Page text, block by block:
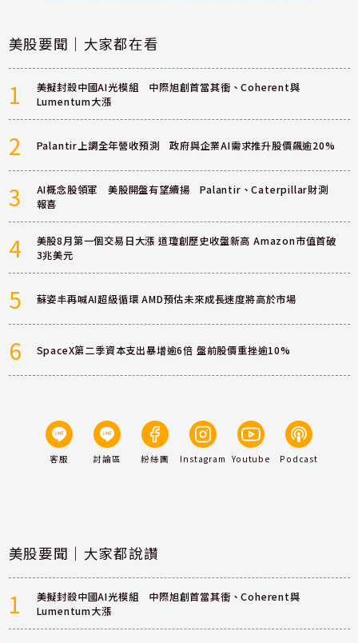
美股要聞｜大家都在看
1
美擬封殺中國AI光模組 中際旭創首當其衝、Coherent與
Lumentum大漲
2 Palantir上調全年營收預測 政府與企業AI需求推升股價飆逾20%
3
AI概念股領軍 美股開盤有望續揚 Palantir、Caterpillar財測
報喜
4
美股8月第一個交易日大漲 道瓊創歷史收盤新高 Amazon市值首破
3兆美元
5 蘇姿丰再喊AI超級循環 AMD預估未來成長速度將高於市場
6 SpaceX第二季資本支出暴增逾6倍 盤前股價重挫逾10%
客服 討論區 粉絲團 Instagram Youtube Podcast
美股要聞｜大家都說讚
1
美擬封殺中國AI光模組 中際旭創首當其衝、Coherent與
Lumentum大漲